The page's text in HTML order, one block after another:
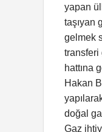
yapan
taşıyan
gelmek
transferi
hattına
Hakan
doğal
Gaz